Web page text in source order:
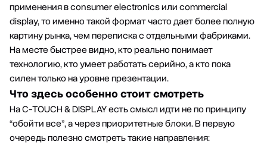
применения в consumer electronics или commercial
display, то именно такой формат часто дает более полную
картину рынка, чем переписка с отдельными фабриками.
На месте быстрее видно, кто реально понимает
технологию, кто умеет работать серийно, а кто пока
силен только на уровне презентации.
Что здесь особенно стоит смотреть
На C-TOUCH & DISPLAY есть смысл идти не по принципу
“обойти все”, а через приоритетные блоки. В первую
очередь полезно смотреть такие направления: